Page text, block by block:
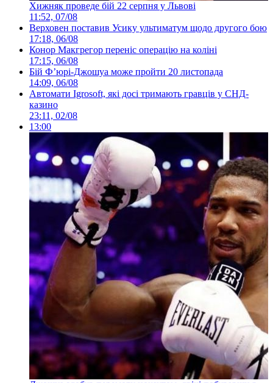
Хижняк проведе бій 22 серпня у Львові
11:52, 07/08
Верховен поставив Усику ультиматум щодо другого бою
17:18, 06/08
Конор Макгрегор переніс операцію на коліні
17:15, 06/08
Бій Ф’юрі-Джошуа може пройти 20 листопада
14:09, 06/08
Автомати Igrosoft, які досі тримають гравців у СНД-
казино
23:11, 02/08
13:00